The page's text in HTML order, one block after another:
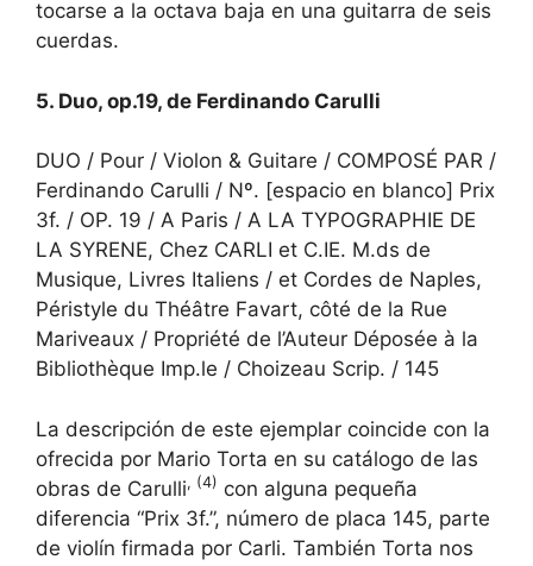
tocarse a la octava baja en una guitarra de seis
cuerdas.
5. Duo, op.19, de Ferdinando Carulli
DUO / Pour / Violon & Guitare / COMPOSÉ PAR /
Ferdinando Carulli / Nº. [espacio en blanco] Prix
3f. / OP. 19 / A Paris / A LA TYPOGRAPHIE DE
LA SYRENE, Chez CARLI et C.IE. M.ds de
Musique, Livres Italiens / et Cordes de Naples,
Péristyle du Théâtre Favart, côté de la Rue
Mariveaux / Propriété de l’Auteur Déposée à la
Bibliothèque Imp.le / Choizeau Scrip. / 145
La descripción de este ejemplar coincide con la
ofrecida por Mario Torta en su catálogo de las
obras de Carulli, (4) con alguna pequeña
diferencia “Prix 3f.”, número de placa 145, parte
de violín firmada por Carli. También Torta nos